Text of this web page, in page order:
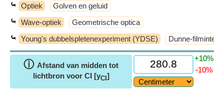
⤿ Optiek Golven en geluid
⤿ Wave-optiek Geometrische optica
⤿ Young's dubbelspletenexperiment (YDSE) Dunne-
ⓘ Afstand van midden tot
lichtbron voor CI [yCI ]
+10%
-10%